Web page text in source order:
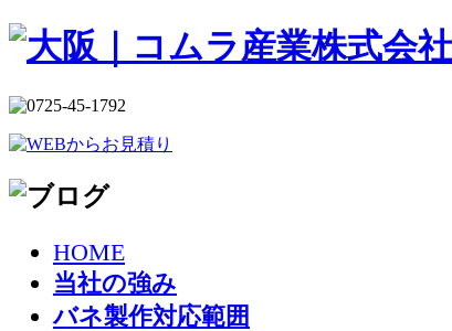
HOME
当社の強み
バネ製作対応範囲